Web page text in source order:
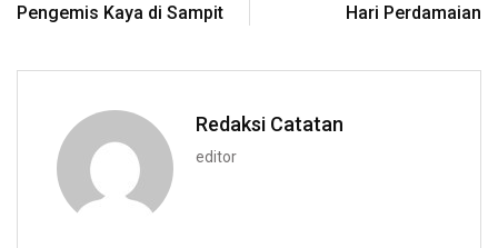
Pengemis Kaya di Sampit
Hari Perdamaian
Redaksi Catatan
editor